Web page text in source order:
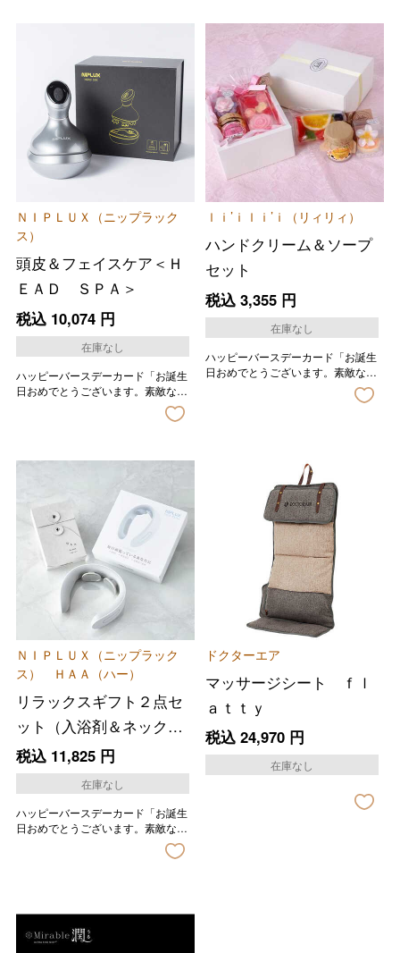
ＮＩＰＬＵＸ（ニップラック
ス）
頭皮＆フェイスケア＜Ｈ
ＥＡＤ ＳＰＡ＞
税込 10,074円
在庫なし
ハッピーバースデーカード「お誕生
日おめでとうございます。素敵な一
年になりますように。」の印字が入
ｌｉ’ｉｌｉ’ｉ（リィリィ）
ハンドクリーム＆ソープ
セット
税込 3,355円
在庫なし
ハッピーバースデーカード「お誕生
日おめでとうございます。素敵な一
年になりますように。」の印字が入
ＮＩＰＬＵＸ（ニップラック
ス） ＨＡＡ（ハー）
リラックスギフト２点セ
ット（入浴剤＆ネックケ
ア）
税込 11,825円
在庫なし
ハッピーバースデーカード「お誕生
日おめでとうございます。素敵な一
年になりますように。」の印字が入
ドクターエア
マッサージシート ｆｌ
ａｔｔｙ
税込 24,970円
在庫なし